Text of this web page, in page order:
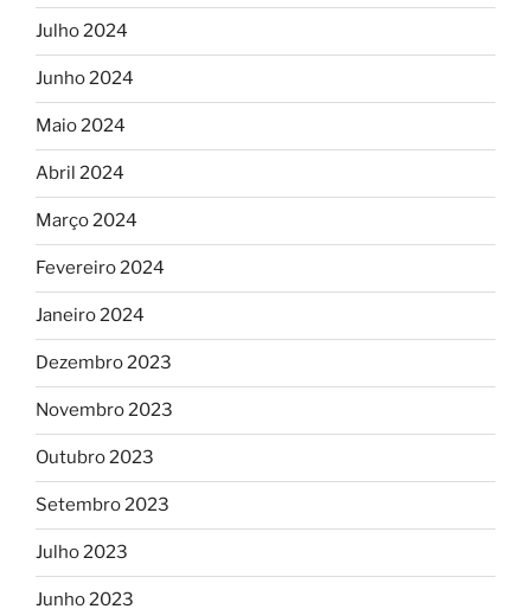
Julho 2024
Junho 2024
Maio 2024
Abril 2024
Março 2024
Fevereiro 2024
Janeiro 2024
Dezembro 2023
Novembro 2023
Outubro 2023
Setembro 2023
Julho 2023
Junho 2023